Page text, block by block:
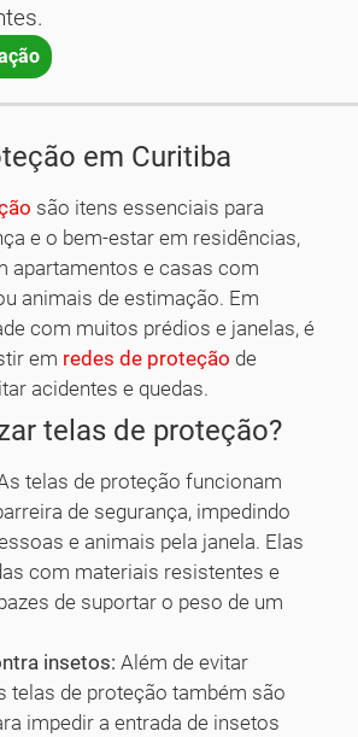
em Curitiba
são itens essenciais para
e o bem-estar em residências,
apartamentos e casas com
animais de estimação. Em
com muitos prédios e janelas, é
em redes de proteção de
acidentes e quedas.
telas de proteção?
telas de proteção funcionam
de segurança, impedindo
e animais pela janela. Elas
com materiais resistentes e
de suportar o peso de um
insetos: Além de evitar
telas de proteção também são
impedir a entrada de insetos